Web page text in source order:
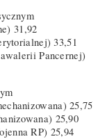
31,92
33,51
Pancernej)
25,75
25,90
RP) 25,94